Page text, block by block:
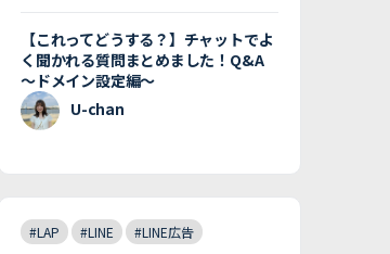
【これってどうする？】チャットでよ
く聞かれる質問まとめました！Q&A
〜ドメイン設定編〜
U-chan
#LAP #LINE #LINE広告